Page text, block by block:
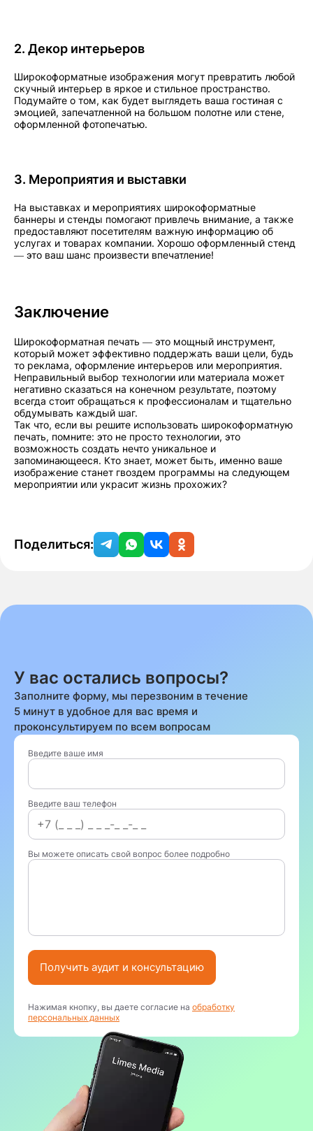
2. Декор интерьеров
Широкоформатные изображения могут превратить любой
скучный интерьер в яркое и стильное пространство.
Подумайте о том, как будет выглядеть ваша гостиная с
эмоцией, запечатленной на большом полотне или стене,
оформленной фотопечатью.
3. Мероприятия и выставки
На выставках и мероприятиях широкоформатные
баннеры и стенды помогают привлечь внимание, а также
предоставляют посетителям важную информацию об
услугах и товарах компании. Хорошо оформленный стенд
— это ваш шанс произвести впечатление!
Заключение
Широкоформатная печать — это мощный инструмент,
который может эффективно поддержать ваши цели, будь
то реклама, оформление интерьеров или мероприятия.
Неправильный выбор технологии или материала может
негативно сказаться на конечном результате, поэтому
всегда стоит обращаться к профессионалам и тщательно
обдумывать каждый шаг.
Так что, если вы решите использовать широкоформатную
печать, помните: это не просто технологии, это
возможность создать нечто уникальное и
запоминающееся. Кто знает, может быть, именно ваше
изображение станет гвоздем программы на следующем
мероприятии или украсит жизнь прохожих?
Поделиться:
У вас остались вопросы?
Заполните форму, мы перезвоним в течение
5 минут в удобное для вас время и
проконсультируем по всем вопросам
Введите ваше имя
Введите ваш телефон
Вы можете описать свой вопрос более подробно
Получить аудит и консультацию
Нажимая кнопку, вы даете согласие на обработку
персональных данных